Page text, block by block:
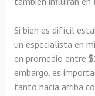
Si bien es difícil
un especialista en
en promedio entre
embargo, es
tanto hacia arriba